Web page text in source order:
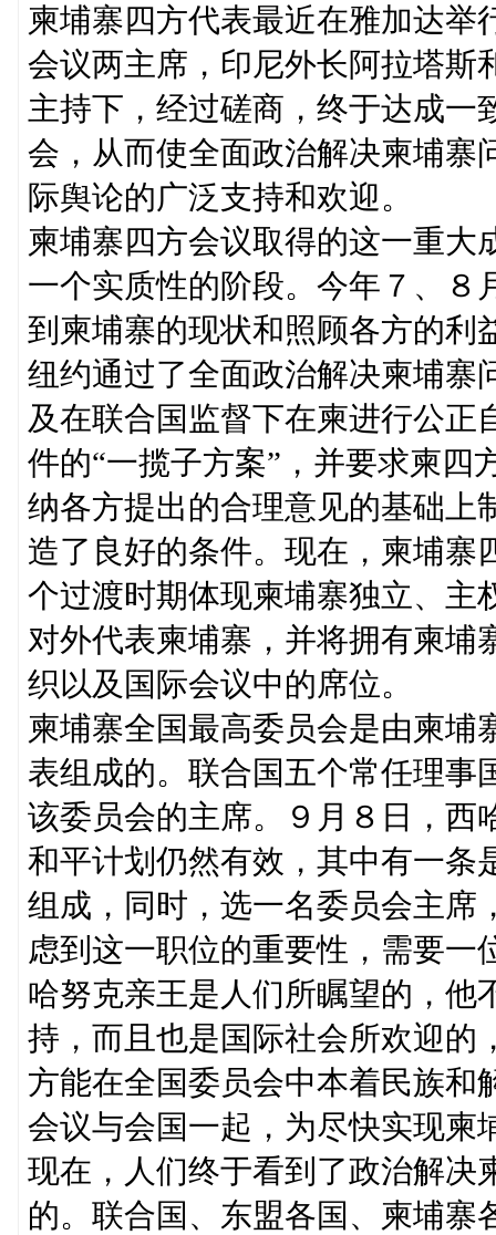
柬埔寨四方代表最近在雅加达举
会议两主席，印尼外长阿拉塔斯
主持下，经过磋商，终于达成一
会，从而使全面政治解决柬埔寨
际舆论的广泛支持和欢迎。
柬埔寨四方会议取得的这一重大
一个实质性的阶段。今年７、８
到柬埔寨的现状和照顾各方的利
纽约通过了全面政治解决柬埔寨
及在联合国监督下在柬进行公正
件的“一揽子方案”，并要求柬四
纳各方提出的合理意见的基础上
造了良好的条件。现在，柬埔寨
个过渡时期体现柬埔寨独立、主
对外代表柬埔寨，并将拥有柬埔
织以及国际会议中的席位。
柬埔寨全国最高委员会是由柬埔
表组成的。联合国五个常任理事
该委员会的主席。９月８日，西
和平计划仍然有效，其中有一条
组成，同时，选一名委员会主席
虑到这一职位的重要性，需要一
哈努克亲王是人们所瞩望的，他
持，而且也是国际社会所欢迎的
方能在全国委员会中本着民族和
会议与会国一起，为尽快实现柬
现在，人们终于看到了政治解决
的。联合国、东盟各国、柬埔寨